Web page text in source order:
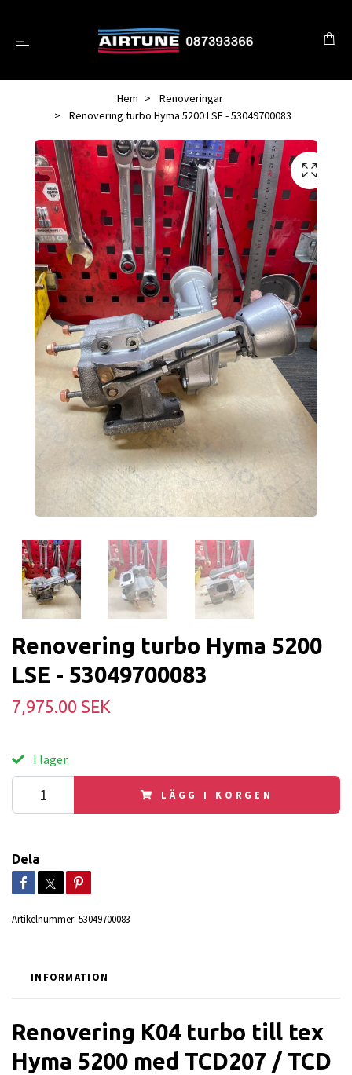
Hem
Renoveringar
Renovering turbo Hyma 5200 LSE - 53049700083
Renovering turbo Hyma 5200
LSE - 53049700083
7,975.00 SEK
I lager.
LÄGG I KORGEN
Dela
Artikelnummer: 53049700083
INFORMATION
Renovering K04 turbo till tex
Hyma 5200 med TCD207 / TCD